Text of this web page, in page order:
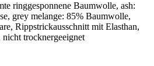
ringgesponnene Baumwolle, ash:
grey melange: 85% Baumwolle,
Rippstrickausschnitt mit Elasthan,
nicht trocknergeeignet